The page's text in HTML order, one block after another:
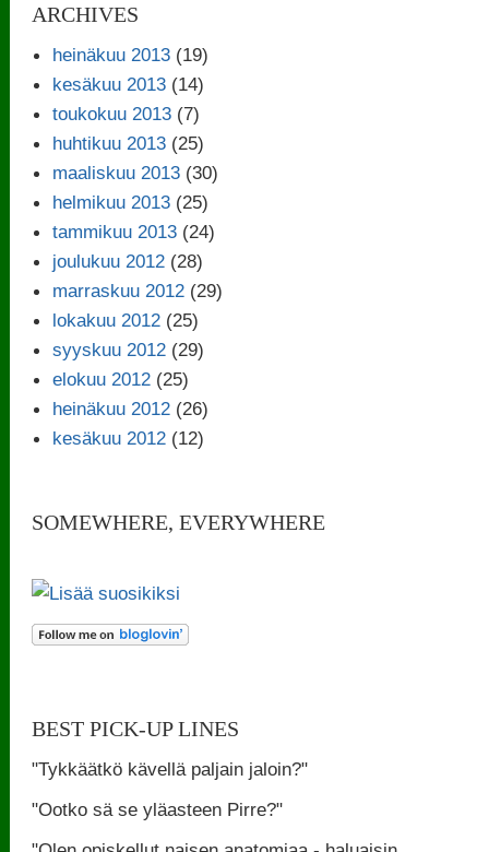
ARCHIVES
heinäkuu 2013 (19)
kesäkuu 2013 (14)
toukokuu 2013 (7)
huhtikuu 2013 (25)
maaliskuu 2013 (30)
helmikuu 2013 (25)
tammikuu 2013 (24)
joulukuu 2012 (28)
marraskuu 2012 (29)
lokakuu 2012 (25)
syyskuu 2012 (29)
elokuu 2012 (25)
heinäkuu 2012 (26)
kesäkuu 2012 (12)
SOMEWHERE, EVERYWHERE
BEST PICK-UP LINES
"Tykkäätkö kävellä paljain jaloin?"
"Ootko sä se yläasteen Pirre?"